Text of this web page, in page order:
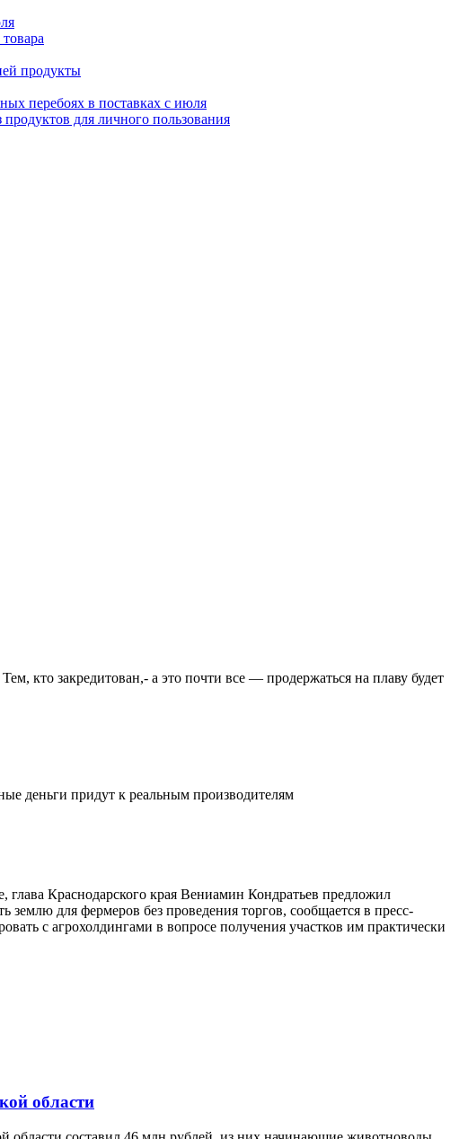
продукты
перебоях в поставках с июля
для личного пользования
кто закредитован,- а это почти все — продержаться на плаву будет
деньги придут к реальным производителям
глава Краснодарского края Вениамин Кондратьев предложил
землю для фермеров без проведения торгов, сообщается в пресс-
с агрохолдингами в вопросе получения участков им практически
области